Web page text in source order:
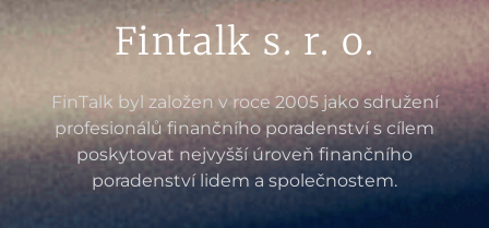
Fintalk s. r. o.
FinTalk byl založen v roce 2005 jako sdružení
profesionálů finančního poradenství s cílem
poskytovat nejvyšší úroveň finančního
poradenství lidem a společnostem.